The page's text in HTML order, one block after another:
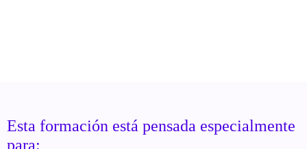
Esta formación está pensada especialmente
para: